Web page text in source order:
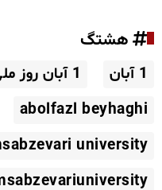
هشتگ
1 آبان
1 آبان روز ملی بیهقی
abolfazl beyhaghi
university